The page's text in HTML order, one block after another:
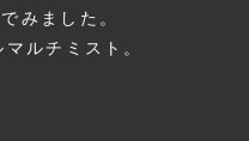
みました。
ルチミスト。